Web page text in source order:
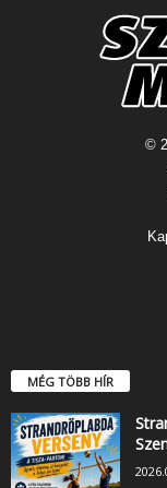
©
MÉG TÖBB HÍR